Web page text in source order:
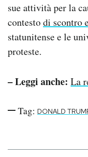
sue attività per la
contestodi scontro
statunitense e le
proteste.
– Leggi anche: La
Tag: DONALD